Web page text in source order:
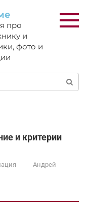
про
и
фото и
и критерии
Андрей